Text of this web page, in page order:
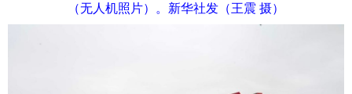
（无人机照片）。新华社发（王震 摄）